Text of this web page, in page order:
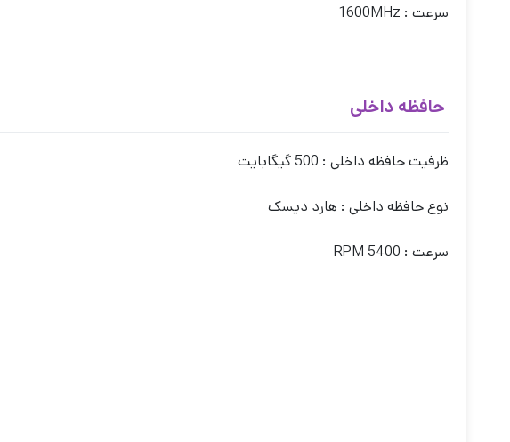
سرعت : 1600MHz
حافظه داخلی
ظرفیت حافظه داخلی : 500 گیگابایت
نوع حافظه داخلی : هارد دیسک
سرعت : 5400 RPM